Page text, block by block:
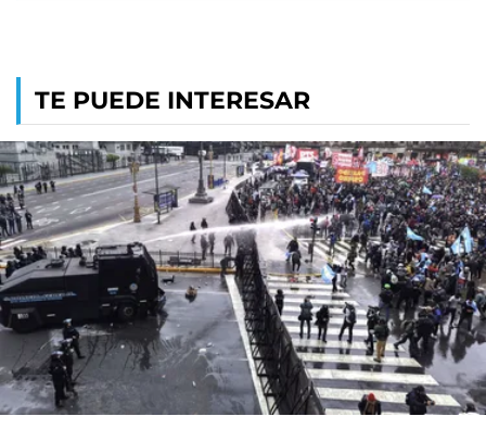
TE PUEDE INTERESAR